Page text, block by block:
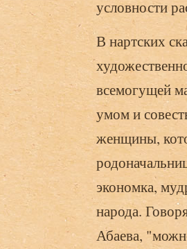
условности
В нартских
всемогущей
умом и
женщины,
экономка,
народа.
Абаева,